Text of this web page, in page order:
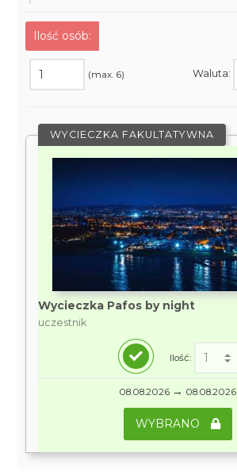
Ilość osób:
(max. 6) Waluta:
WYCIECZKA FAKULTATYWNA
Wycieczka Pafos by night
uczestnik
Ilość:
08.08.2026 → 08.08.2026
WYBRANO